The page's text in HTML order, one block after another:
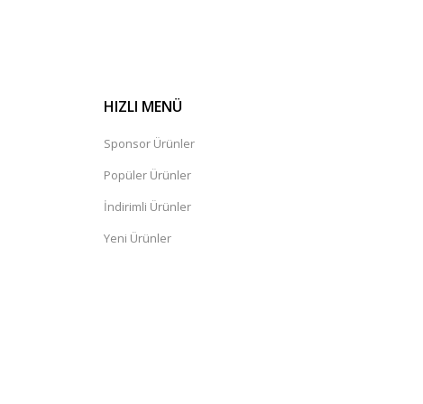
HIZLI MENÜ
Sponsor Ürünler
Popüler Ürünler
İndirimli Ürünler
Yeni Ürünler